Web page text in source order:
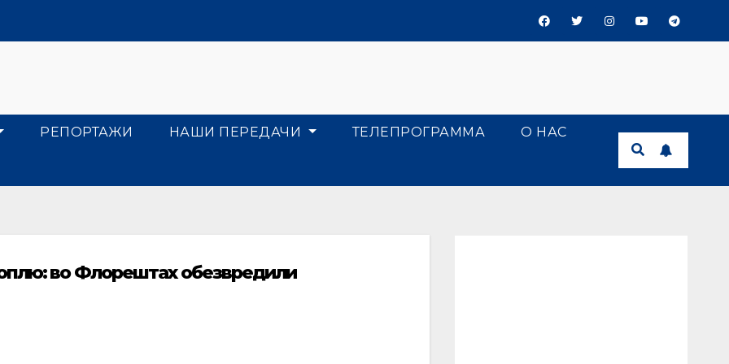
РЕПОРТАЖИ НАШИ ПЕРЕДАЧИ ТЕЛЕПРОГРАММА О НАС
во Флорештах обезвредили